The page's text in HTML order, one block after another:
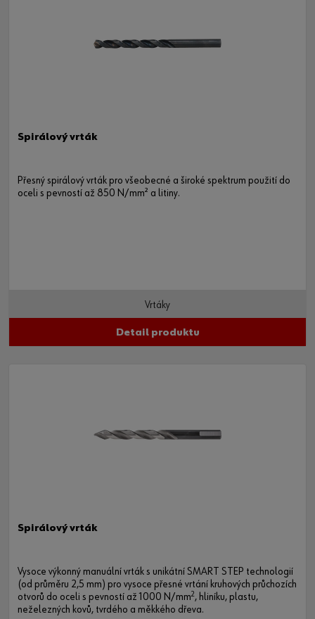
Spirálový vrták
Přesný spirálový vrták pro všeobecné a široké spektrum použití do
oceli s pevností až 850 N/mm² a litiny.
Vrtáky
Detail produktu
Spirálový vrták
Vysoce výkonný manuální vrták s unikátní SMART STEP technologií
(od průměru 2,5 mm) pro vysoce přesné vrtání kruhových průchozích
otvorů do oceli s pevností až 1000 N/mm2, hliníku, plastu,
neželezných kovů, tvrdého a měkkého dřeva.